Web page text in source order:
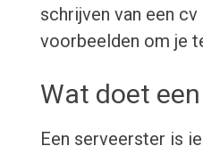
schrijven van een
voorbeelden om je
Wat doet
Een serveerster is